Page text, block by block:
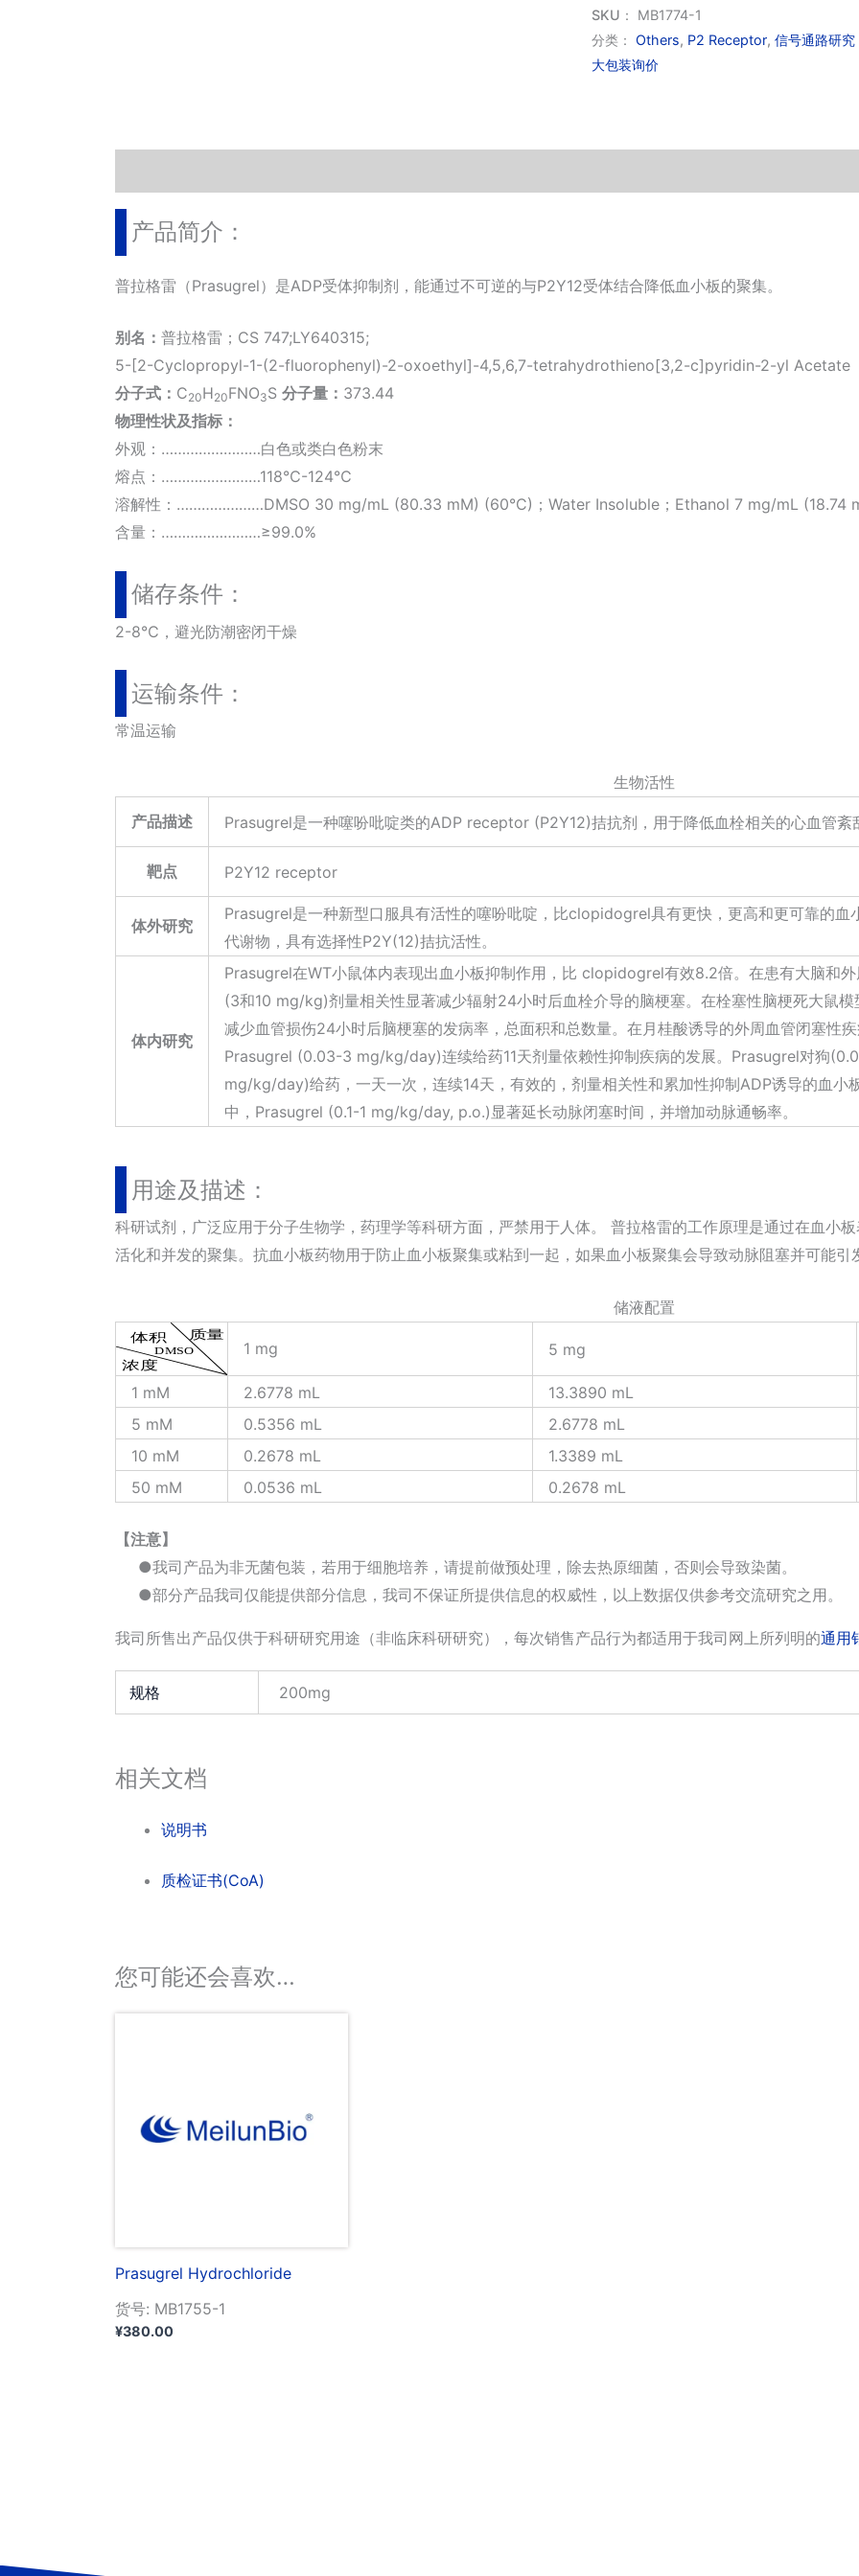
量
SKU： MB1774-1
分类： Others, P2 Receptor, 信号通路研究
大包装询价
产品简介：
普拉格雷（Prasugrel）是ADP受体抑制剂，能通过不可逆的与P2Y12受体结合降低血小板的聚集。
别名： 普拉格雷；CS 747;LY640315;
5-[2-Cyclopropyl-1-(2-fluorophenyl)-2-oxoethyl]-4,5,6,7-tetrahydrothieno[3,2-c]pyridin-2-yl Acetate
分子式： C20H20FNO3S 分子量： 373.44
物理性状及指标：
外观：……………………白色或类白色粉末
熔点：……………………118℃-124℃
溶解性：…………………DMSO 30 mg/mL (80.33 mM) (60°C)；Water Insoluble；Ethanol 7 mg/mL (18.74
含量：……………………≥99.0%
储存条件：
2-8℃，避光防潮密闭干燥
运输条件：
常温运输
生物活性
产品描述 Prasugrel是一种噻吩吡啶类的ADP receptor (P2Y12)拮抗剂，用于降低血栓相关的心血管紊
靶点 P2Y12 receptor
体外研究
Prasugrel是一种新型口服具有活性的噻吩吡啶，比clopidogrel具有更快，更高和更可靠的血
代谢物，具有选择性P2Y(12)拮抗活性。
体内研究
Prasugrel在WT小鼠体内表现出血小板抑制作用，比 clopidogrel有效8.2倍。在患有大脑和
(3和10 mg/kg)剂量相关性显著减少辐射24小时后血栓介导的脑梗塞。在栓塞性脑梗死大鼠
减少血管损伤24小时后脑梗塞的发病率，总面积和总数量。在月桂酸诱导的外周血管闭塞性
Prasugrel (0.03-3 mg/kg/day)连续给药11天剂量依赖性抑制疾病的发展。Prasugrel对狗
mg/kg/day)给药，一天一次，连续14天，有效的，剂量相关性和累加性抑制ADP诱导的血小
中，Prasugrel (0.1-1 mg/kg/day, p.o.)显著延长动脉闭塞时间，并增加动脉通畅率。
用途及描述：
科研试剂，广泛应用于分子生物学，药理学等科研方面，严禁用于人体。 普拉格雷的工作原理是通过在血小
活化和并发的聚集。抗血小板药物用于防止血小板聚集或粘到一起，如果血小板聚集会导致动脉阻塞并可能引
储液配置
1 mg 5 mg
1 mM 2.6778 mL
13.3890 mL
5 mM
0.5356 mL
2.6778 mL
10 mM
0.2678 mL
1.3389 mL
50 mM
0.0536 mL 0.2678 mL
【注意】
●我司产品为非无菌包装，若用于细胞培养，请提前做预处理，除去热原细菌，否则会导致染菌。
●部分产品我司仅能提供部分信息，我司不保证所提供信息的权威性，以上数据仅供参考交流研究之用。
我司所售出产品仅供于科研研究用途（非临床科研研究），每次销售产品行为都适用于我司网上所列明的通用
规格 200mg
相关文档
说明书
质检证书(CoA)
您可能还会喜欢…
Prasugrel Hydrochloride
货号: MB1755-1
¥380.00